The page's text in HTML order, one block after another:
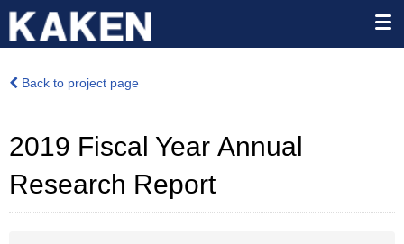
Back to project page
2019 Fiscal Year Annual
Research Report